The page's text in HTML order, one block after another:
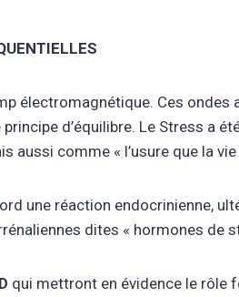
électromagnétique. Ces
d’équilibre. Le Stress a
comme « l’usure que la
une réaction endocrinienne,
dites « hormones de
qui mettront en évidence le rôle